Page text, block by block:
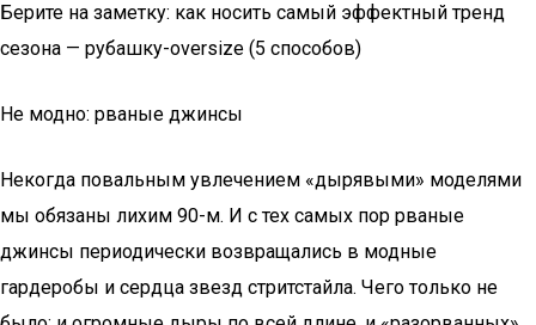
Берите на заметку: как носить самый эффектный тренд
сезона — рубашку-oversize (5 способов)
Не модно: рваные джинсы
Некогда повальным увлечением «дырявыми» моделями
мы обязаны лихим 90-м. И с тех самых пор рваные
джинсы периодически возвращались в модные
гардеробы и сердца звезд стритстайла. Чего только не